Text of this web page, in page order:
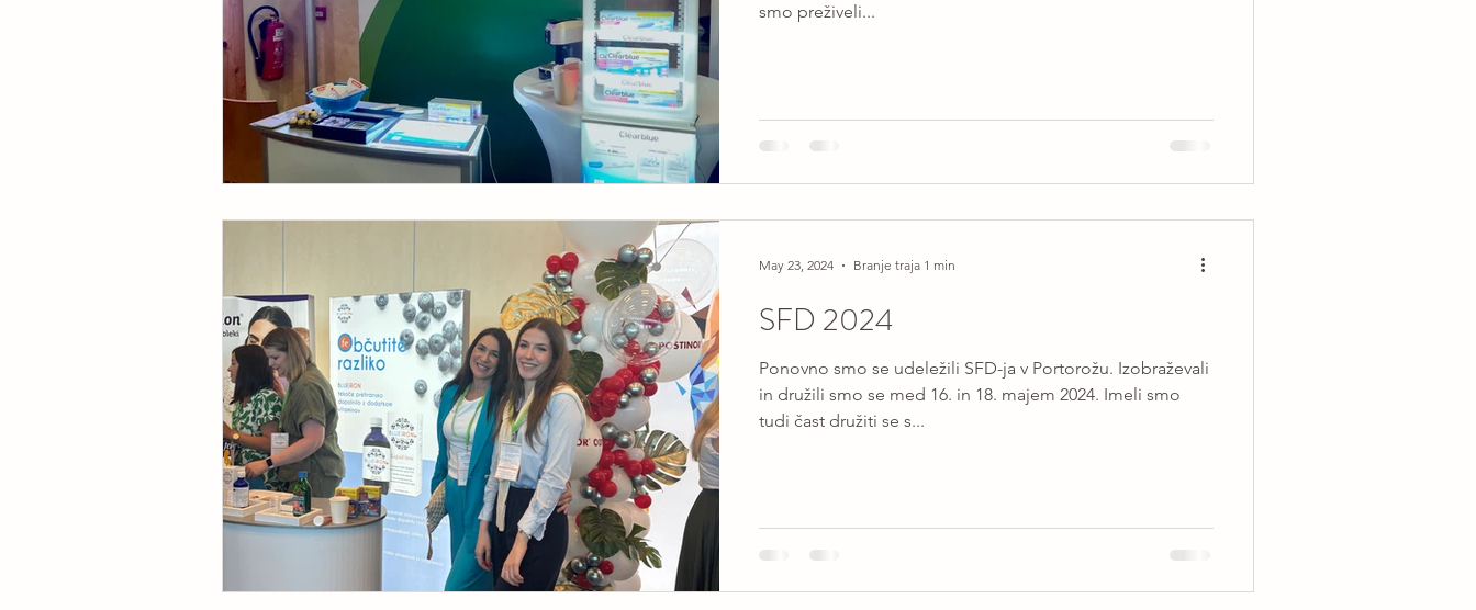
smo preživeli...
SFD 2024
Ponovno smo se udeležili SFD-ja v Portorožu. Izobraževali
in družili smo se med 16. in 18. majem 2024. Imeli smo
tudi čast družiti se s...
May 23, 2024 Branje traja 1 min